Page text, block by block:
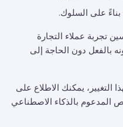
على السلوك.
تجربة عملاء التجارة
بالفعل دون الحاجة إلى
التغيير، يمكنك الاطلاع على
المدعوم بالذكاء الاصطناعي